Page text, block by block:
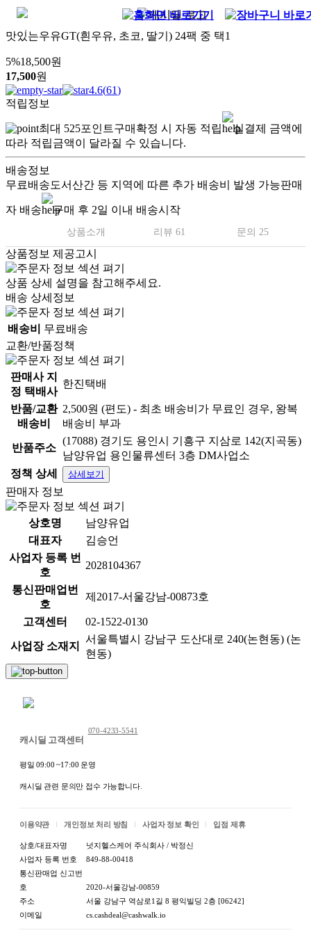
맛있는우유GT(흰우유, 초코, 딸기) 24팩 중 택1
5%18,500원
17,500원
4.6(61)
적립정보
최대 525포인트구매확정 시 자동 적립
실결제 금액에
따라 적립금액이 달라질 수 있습니다.
배송정보
무료배송도서산간 등 지역에 따른 추가 배송비 발생 가능판매
자 배송 구매 후 2일 이내 배송시작
상품소개 리뷰 61 문의 25
상품정보 제공고시
상품 상세 설명을 참고해주세요.
배송 상세정보
배송비
무료배송
교환/반품정책
판매사 지
정 택배사
한진택배
반품/교환
배송비
2,500원 (편도) - 최초 배송비가 무료인 경우, 왕복
배송비 부과
반품주소
(17088) 경기도 용인시 기흥구 지삼로 142(지곡동)
남양유업 용인물류센터 3층 DM사업소
정책 상세
상세보기
판매자 정보
상호명
남양유업
대표자
김승언
사업자 등록 번
호
2028104367
통신판매업번
호
제2017-서울강남-00873호
고객센터 02-1522-0130
사업장 소재지
서울특별시 강남구 도산대로 240(논현동) (논
현동)
캐시딜 고객센터
070-4233-5541
평일 09:00 ~17:00 운영
캐시딜 관련 문의만 접수 가능합니다.
이용약관 개인정보 처리 방침 사업자 정보 확인 입점 제휴
상호/대표자명
넛지헬스케어 주식회사 / 박정신
사업자 등록 번호
849-88-00418
통신판매업 신고번
호
2020-서울강남-00859
주소
서울 강남구 역삼로1길 8 평익빌딩 2층 [06242]
이메일
cs.cashdeal@cashwalk.io